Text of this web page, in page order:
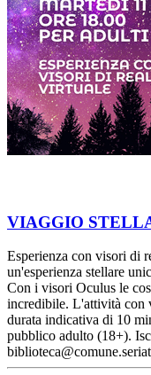
VIAGGIO
Esperienza con visori di
un'esperienza stellare
Con i visori Oculus le
incredibile. L'attività con
durata indicativa di 10
pubblico adulto (18+).